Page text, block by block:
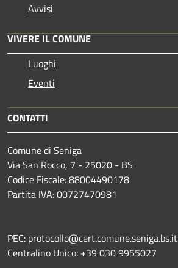
Avvisi
VIVERE IL COMUNE
Luoghi
Eventi
CONTATTI
Comune di Seniga
Via San Rocco, 7 - 25020 - BS
Codice Fiscale: 88004490178
Partita IVA: 00727470981
PEC: protocollo@cert.comune.seniga.bs.it
Centralino Unico: +39 030 9955027